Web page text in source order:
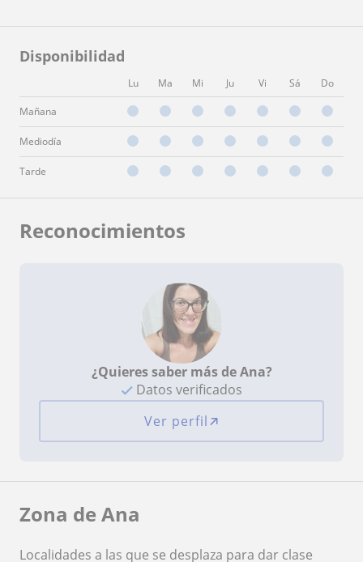
Disponibilidad
Lu Ma Mi Ju Vi Sá Do
Mañana
Mediodía
Tarde
Reconocimientos
¿Quieres saber más de Ana?
Datos verificados
Ver perfil
Zona de Ana
Localidades a las que se desplaza para dar clase